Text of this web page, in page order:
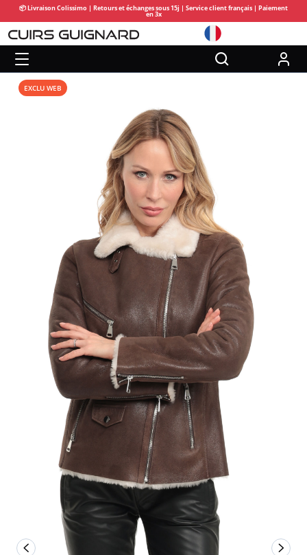
📦 Livraison Colissimo | Retours et échanges sous 15j | Service client français | Paiement
en 3x
EXCLU WEB